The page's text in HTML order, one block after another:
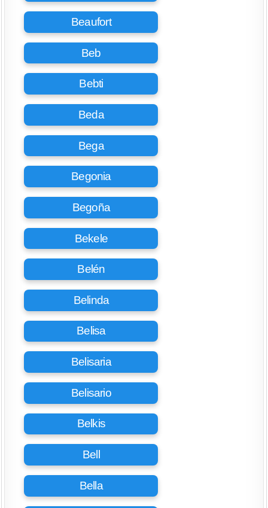
Beaufort
Beb
Bebti
Beda
Bega
Begonia
Begoña
Bekele
Belén
Belinda
Belisa
Belisaria
Belisario
Belkis
Bell
Bella